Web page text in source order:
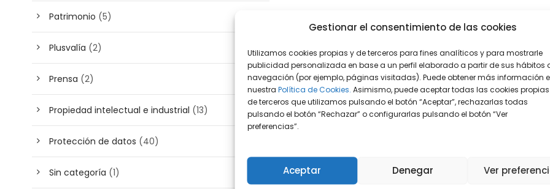
Gestionar el consentimiento de las cookies
Utilizamos cookies propias y de terceros para fines analíticos y para mostrarle
publicidad personalizada en base a un perfil elaborado a partir de sus hábitos
navegación (por ejemplo, páginas visitadas). Puede obtener más información
nuestra Política de Cookies. Asimismo, puede aceptar todas las cookies
de terceros que utilizamos pulsando el botón “Aceptar”, rechazarlas todas
pulsando el botón “Rechazar” o configurarlas pulsando el botón “Ver
preferencias”.
Aceptar Denegar Ver
Patrimonio (5)
Plusvalía (2)
Prensa (2)
Propiedad intelectual e industrial (13)
Protección de datos (40)
Sin categoría (1)